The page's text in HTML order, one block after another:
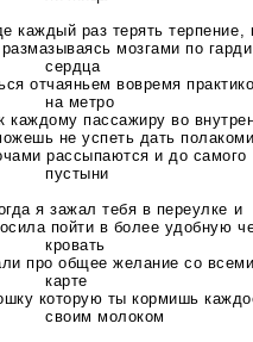
каждый раз терять терпение,
мозгами по
сердца
отчаяньем вовремя
на метро
каждому пассажиру во
не успеть дать
рассыпаются и до
пустыни
я зажал тебя в переулке и
пойти в более удобную
кровать
про общее желание со
карте
которую ты кормишь
своим молоком